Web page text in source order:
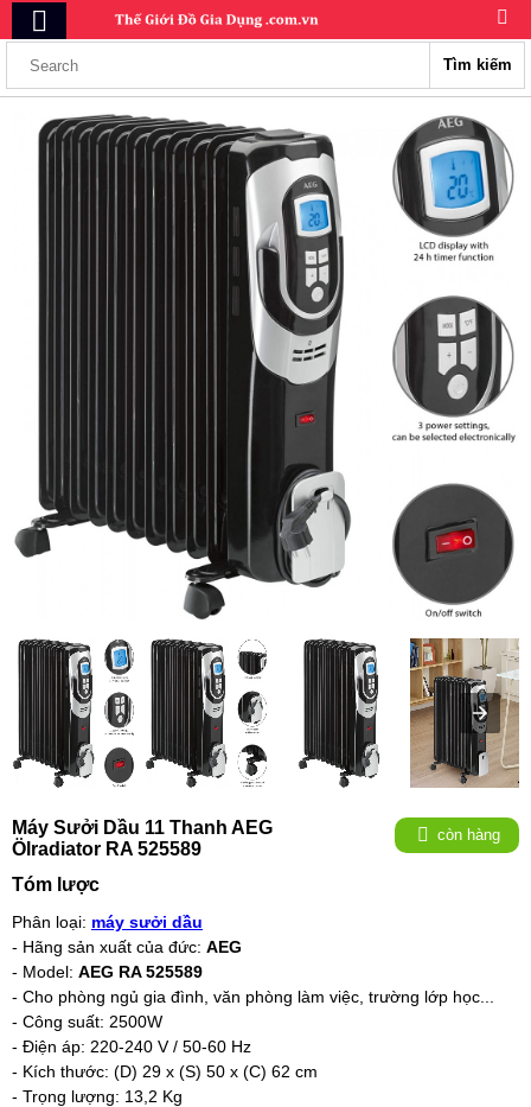
Tìm kiếm
Máy Sưởi Dầu 11 Thanh AEG
Ölradiator RA 525589
còn hàng
Tóm lược
Phân loại: máy sưởi dầu
- Hãng sản xuất của đức: AEG
- Model: AEG RA 525589
- Cho phòng ngủ gia đình, văn phòng làm việc, trường lớp học...
- Công suất: 2500W
- Điện áp: 220-240 V / 50-60 Hz
- Kích thước: (D) 29 x (S) 50 x (C) 62 cm
- Trọng lượng: 13,2 Kg